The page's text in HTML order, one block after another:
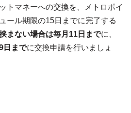
トマネーへの交換を、メトロポイ
ール期限の15日までに完了する
まない場合は毎月11日までに、
日までに交換申請を行いましょ